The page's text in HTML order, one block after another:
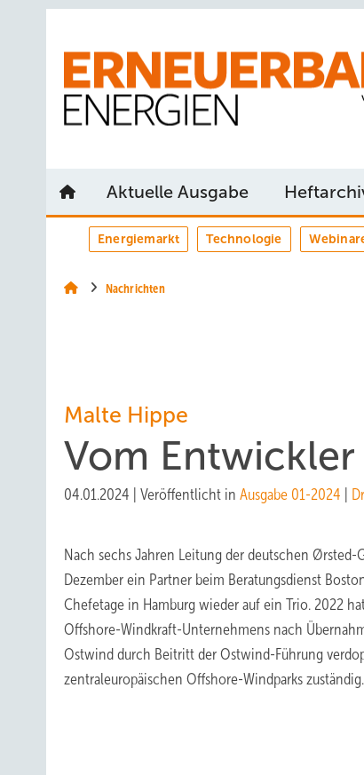
Aktuelle Ausgabe
Energiemarkt Technologie
Nachrichten
Malte Hippe
Vom
04.01.2024 Veröffentlicht in Ausgabe 01-2024
Nach sechs Jahren Leitung der deutschen Ørsted-
Dezember ein Partner beim Beratungsdienst
Chefetage in Hamburg wieder auf ein Trio. 2022
Offshore-Windkraft-Unternehmens nach
Ostwind durch Beitritt der Ostwind-Führung
zentraleuropäischen Offshore-Windparks zuständig.